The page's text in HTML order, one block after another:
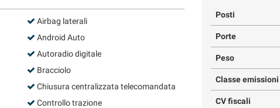
Airbag laterali
Android Auto
Autoradio digitale
Bracciolo
Chiusura centralizzata telecomandata
Controllo trazione
Posti
Porte
Peso
Classe emissioni
CV fiscali